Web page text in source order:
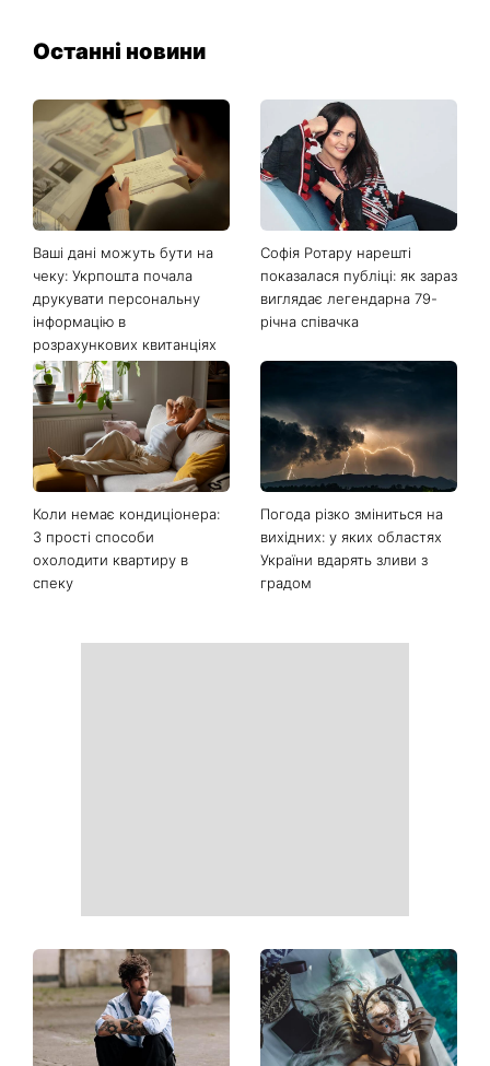
Останні новини
Ваші дані можуть бути на
чеку: Укрпошта почала
друкувати персональну
інформацію в
розрахункових квитанціях
Софія Ротару нарешті
показалася публіці: як зараз
виглядає легендарна 79-
річна співачка
Коли немає кондиціонера:
3 прості способи
охолодити квартиру в
спеку
Погода різко зміниться на
вихідних: у яких областях
України вдарять зливи з
градом